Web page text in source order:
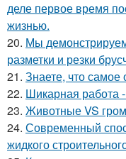
деле первое время
жизнью.
20. Мы
разметки и резки
21. Знаете, что самое
22. Шикарная работа
23. Животные VS
24. Современный
жидкого